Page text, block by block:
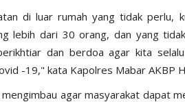
di luar rumah yang tidak perlu,
lebih dari 30 orang, dan yang
dan berdoa agar kita
-19," kata Kapolres Mabar AKBP
agar masyarakat dapat
Telegram Rotasi Pati Polri,
Agus Andrianto...